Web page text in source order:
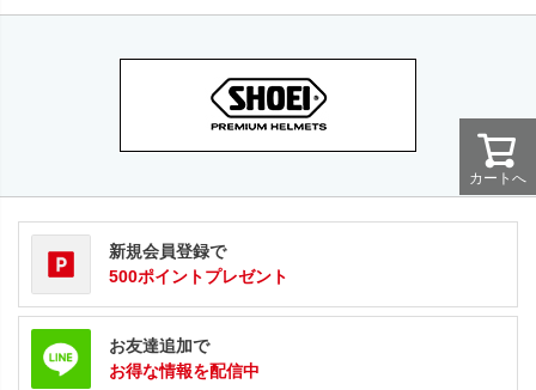
カートへ
新規会員登録で
500ポイントプレゼント
お友達追加で
お得な情報を配信中